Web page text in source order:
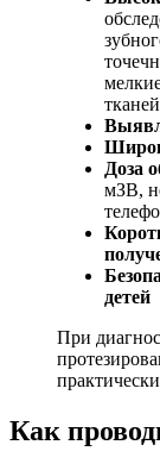
тканей
Доза
мЗВ,
детей
При
Как